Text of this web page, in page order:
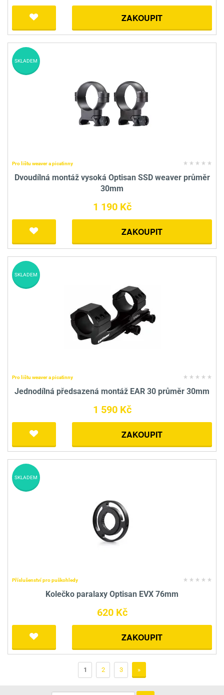
ZAKOUPIT
Pro lištu weaver a picatinny
Dvoudílná montáž vysoká Optisan SSD weaver průměr
30mm
1 190 Kč
ZAKOUPIT
SKLADEM
Pro lištu weaver a picatinny
Jednodílná předsazená montáž EAR 30 průměr 30mm
1 590 Kč
ZAKOUPIT
SKLADEM
Příslušenství pro puškohledy
Kolečko paralaxy Optisan EVX 76mm
620 Kč
ZAKOUPIT
SKLADEM
1 2 3 »